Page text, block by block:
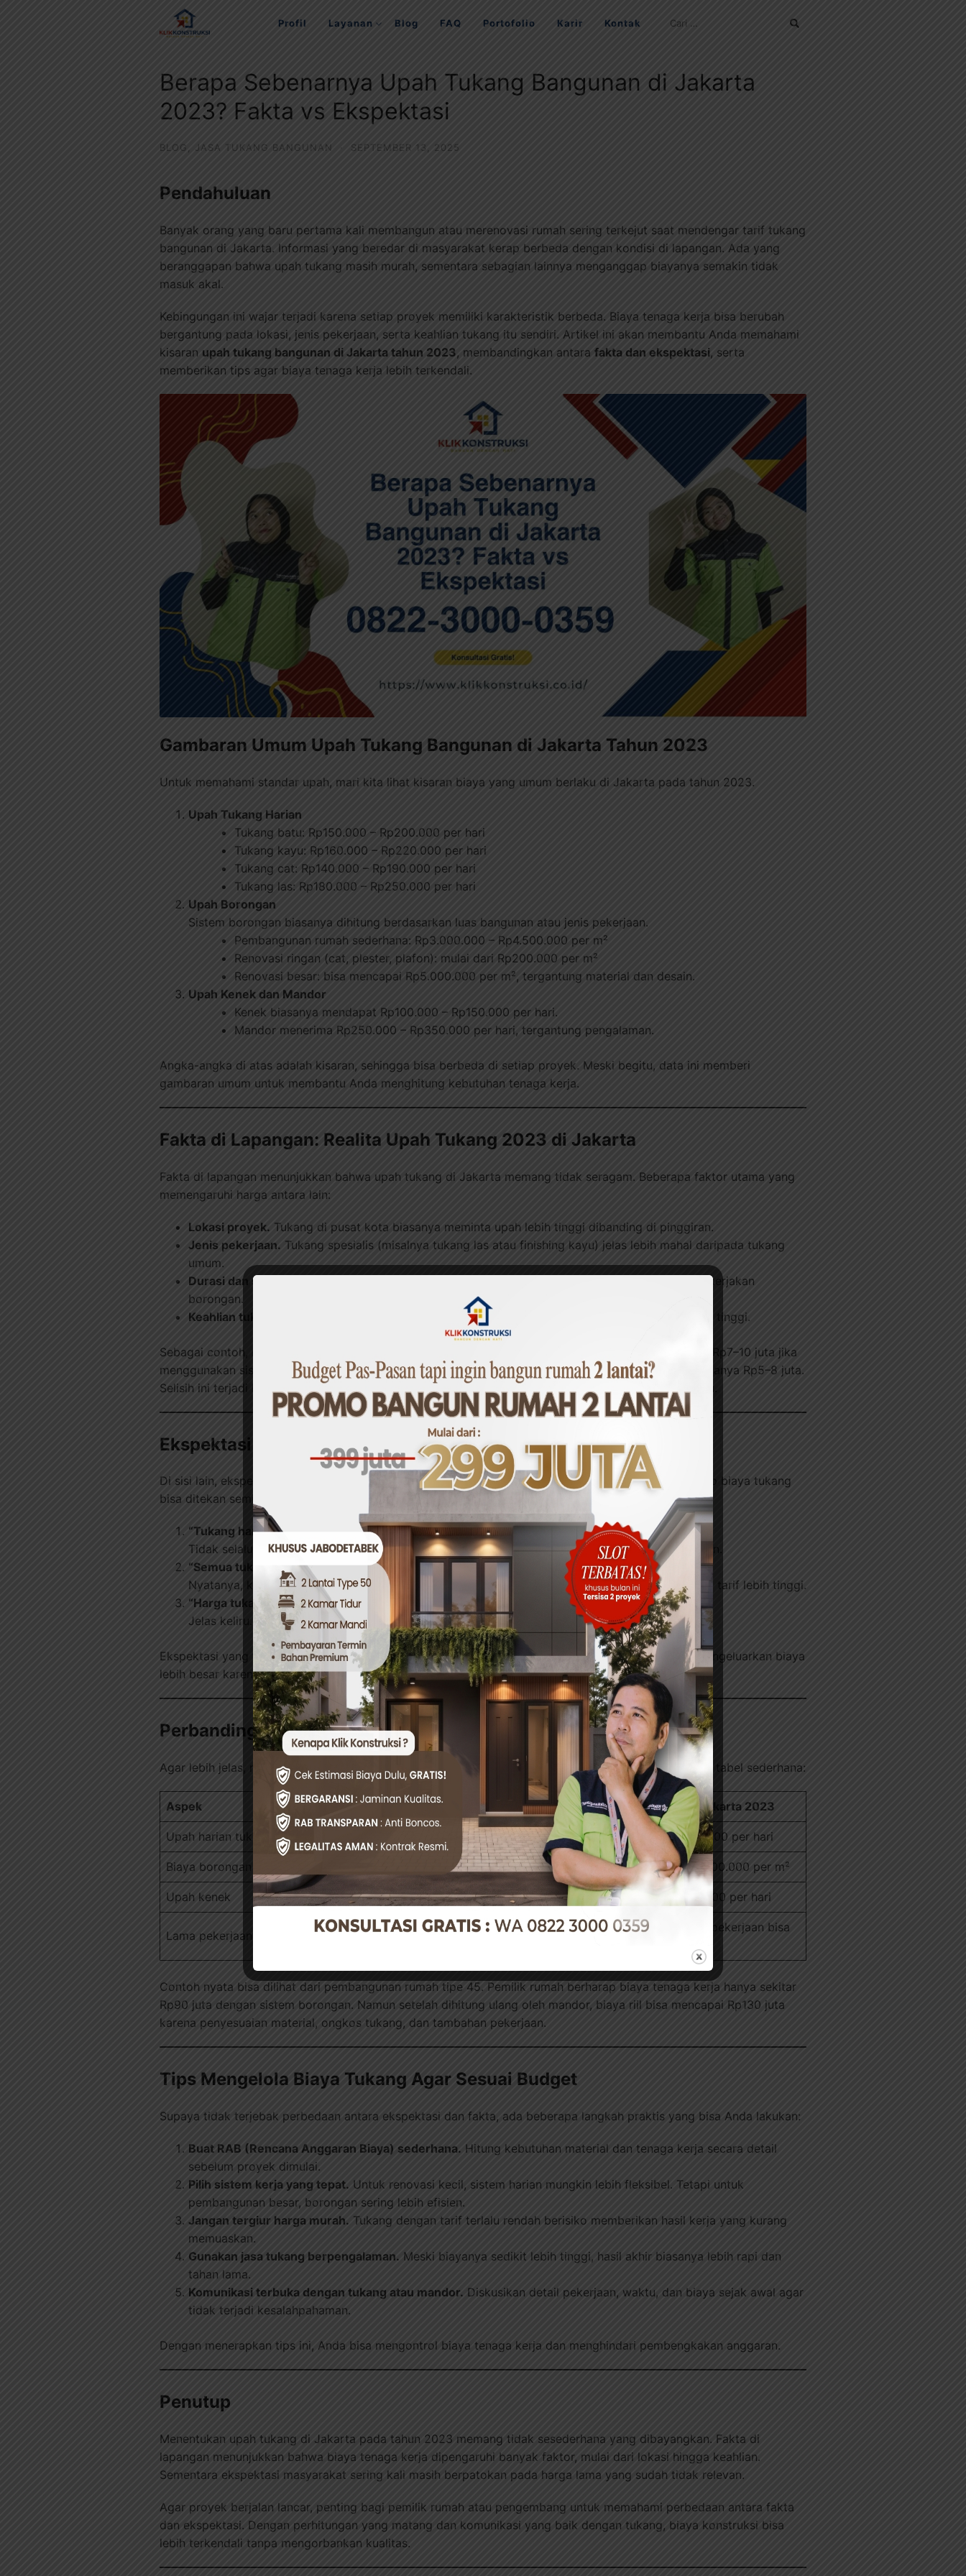
Profil Layanan Blog FAQ Portofolio Karir Kontak
Berapa Sebenarnya Upah Tukang Bangunan di Jakarta
2023? Fakta vs Ekspektasi
BLOG JASA TUKANG BANGUNAN SEPTEMBER 13, 2025
Pendahuluan
Banyak orang yang baru pertama kali membangun atau merenovasi rumah sering terkejut saat mendengar tarif tukang
bangunan di Jakarta. Informasi yang beredar di masyarakat kerap berbeda dengan kondisi di lapangan. Ada yang
beranggapan bahwa upah tukang masih murah, sementara sebagian lainnya menganggap biayanya semakin tidak
masuk akal.
Kebingungan ini wajar terjadi karena setiap proyek memiliki karakteristik berbeda. Biaya tenaga kerja bisa berubah
bergantung pada lokasi, jenis pekerjaan, serta keahlian tukang itu sendiri. Artikel ini akan membantu Anda memahami
kisaran upah tukang bangunan di Jakarta tahun 2023, membandingkan antara fakta dan ekspektasi, serta
memberikan tips agar biaya tenaga kerja lebih terkendali.
Gambaran Umum Upah Tukang Bangunan di Jakarta Tahun 2023
Untuk memahami standar upah, mari kita lihat kisaran biaya yang umum berlaku di Jakarta pada tahun 2023.
Upah Tukang Harian
Tukang batu: Rp150.000 – Rp200.000 per hari
Tukang kayu: Rp160.000 – Rp220.000 per hari
Tukang cat: Rp140.000 – Rp190.000 per hari
Tukang las: Rp180.000 – Rp250.000 per hari
Upah Borongan
Sistem borongan biasanya dihitung berdasarkan luas bangunan atau jenis pekerjaan.
Pembangunan rumah sederhana: Rp3.000.000 – Rp4.500.000 per m²
Renovasi ringan (cat, plester, plafon): mulai dari Rp200.000 per m²
Renovasi besar: bisa mencapai Rp5.000.000 per m², tergantung material dan desain.
Upah Kenek dan Mandor
Kenek biasanya mendapat Rp100.000 – Rp150.000 per hari.
Mandor menerima Rp250.000 – Rp350.000 per hari, tergantung pengalaman.
Angka-angka di atas adalah kisaran, sehingga bisa berbeda di setiap proyek. Meski begitu, data ini memberi
gambaran umum untuk membantu Anda menghitung kebutuhan tenaga kerja.
Fakta di Lapangan: Realita Upah Tukang 2023 di Jakarta
Fakta di lapangan menunjukkan bahwa upah tukang di Jakarta memang tidak seragam. Beberapa faktor utama yang
memengaruhi harga antara lain:
Lokasi proyek. Tukang di pusat kota biasanya meminta upah lebih tinggi dibanding di pinggiran.
Jenis pekerjaan. Tukang spesialis (misalnya tukang las atau finishing kayu) jelas lebih mahal daripada tukang
umum.
Durasi dan skala pekerjaan.
Proyek besar dengan waktu panjang sering kali lebih efisien jika dikerjakan
borongan.
Keahlian tukang.
Tukang berpengalaman yang hasil kerjanya rapi tentu memiliki nilai tawar lebih tinggi.
Sebagai contoh, renovasi dapur 3×4 meter di Jakarta Selatan bisa menghabiskan biaya tenaga kerja Rp7–10 juta jika
menggunakan sistem borongan. Sementara di Jakarta Timur, dengan skala sama, biayanya mungkin hanya Rp5–8 juta.
Selisih ini terjadi karena perbedaan harga pasar dan tingkat persaingan tenaga kerja di lokasi tertentu.
Ekspektasi Pemilik Rumah atau Proyek
Di sisi lain, ekspektasi pemilik rumah sering tidak sejalan dengan realita. Banyak orang masih berharap biaya tukang
bisa ditekan seminimal mungkin. Ada beberapa mitos yang sering berkembang:
“Tukang harian lebih murah daripada borongan.”
Tidak selalu benar. Jika pekerjaan berlarut-larut, biaya harian bisa lebih mahal daripada borongan.
“Semua tukang memiliki tarif sama.”
Nyatanya, kualitas kerja berbeda-beda. Tukang yang rapi dan berpengalaman biasanya meminta tarif lebih tinggi.
“Harga tukang di Jakarta mirip dengan daerah lain.”
Jelas keliru. Biaya hidup di Jakarta lebih tinggi sehingga mempengaruhi standar upah.
Ekspektasi yang tidak realistis sering menyebabkan kekecewaan. Banyak pemilik proyek akhirnya mengeluarkan biaya
lebih besar karena salah strategi dalam memilih tukang.
Perbandingan Fakta vs Ekspektasi
Agar lebih jelas, mari kita bandingkan fakta di lapangan dengan ekspektasi masyarakat dalam bentuk tabel sederhana:
Aspek Ekspektasi Pemilik Proyek Fakta di Lapangan Jakarta 2023
Upah harian tukang Rp100.000 – Rp120.000 per hari Rp150.000 – Rp220.000 per hari
Biaya borongan rumah Rp2.000.000 per m² Rp3.000.000 – Rp4.500.000 per m²
Upah kenek Rp80.000 per hari Rp100.000 – Rp150.000 per hari
Lama pekerjaan harian
Selesai lebih cepat dengan biaya
Jika kurang diawasi, pekerjaan bisa
Contoh nyata bisa dilihat dari pembangunan rumah tipe 45. Pemilik rumah berharap biaya tenaga kerja hanya sekitar
Rp90 juta dengan sistem borongan. Namun setelah dihitung ulang oleh mandor, biaya riil bisa mencapai Rp130 juta
karena penyesuaian material, ongkos tukang, dan tambahan pekerjaan.
Tips Mengelola Biaya Tukang Agar Sesuai Budget
Supaya tidak terjebak perbedaan antara ekspektasi dan fakta, ada beberapa langkah praktis yang bisa Anda lakukan:
Buat RAB (Rencana Anggaran Biaya) sederhana. Hitung kebutuhan material dan tenaga kerja secara detail
sebelum proyek dimulai.
Pilih sistem kerja yang tepat. Untuk renovasi kecil, sistem harian mungkin lebih fleksibel. Tetapi untuk
pembangunan besar, borongan sering lebih efisien.
Jangan tergiur harga murah. Tukang dengan tarif terlalu rendah berisiko memberikan hasil kerja yang kurang
memuaskan.
Gunakan jasa tukang berpengalaman. Meski biayanya sedikit lebih tinggi, hasil akhir biasanya lebih rapi dan
tahan lama.
Komunikasi terbuka dengan tukang atau mandor. Diskusikan detail pekerjaan, waktu, dan biaya sejak awal agar
tidak terjadi kesalahpahaman.
Dengan menerapkan tips ini, Anda bisa mengontrol biaya tenaga kerja dan menghindari pembengkakan anggaran.
Penutup
Menentukan upah tukang di Jakarta pada tahun 2023 memang tidak sesederhana yang dibayangkan. Fakta di
lapangan menunjukkan bahwa biaya tenaga kerja dipengaruhi banyak faktor, mulai dari lokasi hingga keahlian.
Sementara ekspektasi masyarakat sering kali masih berpatokan pada harga lama yang sudah tidak relevan.
Agar proyek berjalan lancar, penting bagi pemilik rumah atau pengembang untuk memahami perbedaan antara fakta
dan ekspektasi. Dengan perhitungan yang matang dan komunikasi yang baik dengan tukang, biaya konstruksi bisa
lebih terkendali tanpa mengorbankan kualitas.